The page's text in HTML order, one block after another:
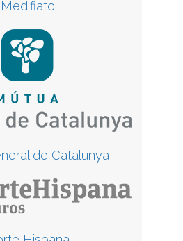
Medifiatc
de Catalunya